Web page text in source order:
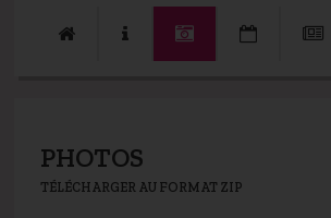
PHOTOS
TÉLÉCHARGER AU FORMAT ZIP